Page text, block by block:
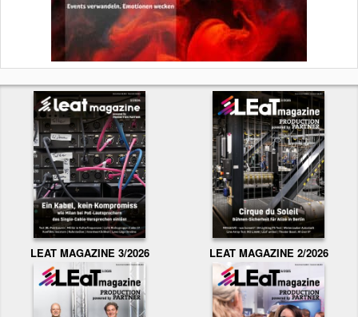
LEAT MAGAZINE 3/2026 LEAT MAGAZINE 2/2026